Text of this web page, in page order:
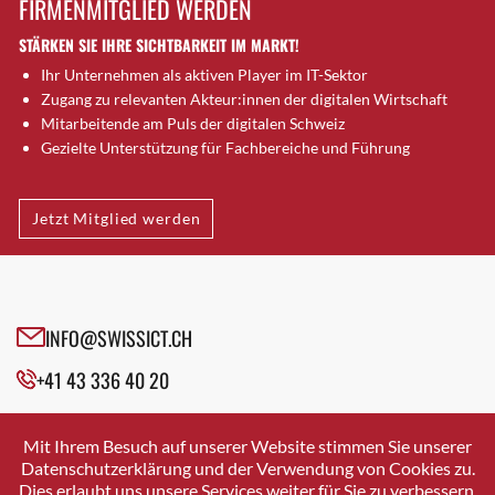
Brugg AG
Brütten
Bubendorf
Bubikon
Buchs (SG)
Bäretswil
Bülach
Cazis
Crissier
Davos Platz
Dierikon
Dietikon
FIRMENMITGLIED WERDEN
STÄRKEN SIE IHRE SICHTBARKEIT IM MARKT!
Ihr Unternehmen als aktiven Player im IT-Sektor
Zugang zu relevanten Akteur:innen der digitalen Wirtschaft
Mitarbeitende am Puls der digitalen Schweiz
Gezielte Unterstützung für Fachbereiche und Führung
Jetzt Mitglied werden
INFO@SWISSICT.CH
+41 43 336 40 20
SWISSICT
VULKANSTRASSE 120
8048 ZURICH
Mit Ihrem Besuch auf unserer Website stimmen Sie unserer
Datenschutzerklärung und der Verwendung von Cookies zu.
Dies erlaubt uns unsere Services weiter für Sie zu verbessern.